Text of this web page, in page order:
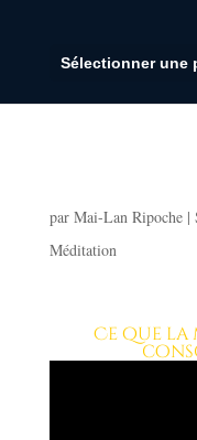
Sélectionner une
par Mai-Lan Ripoche|
Méditation
Ce que la